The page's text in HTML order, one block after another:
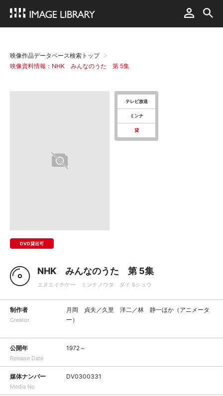
映像作品データベース検索トップ
映像資料情報：NHK みんなのうた 第 5集
DVD貸出可
テレビ放送
ミンナ
貸
NHK みんなのうた 第 5集
エヌエイチケー ミンナノウタ ダイ 5シュウ
制作者
Creator
月岡 貞夫／久里 洋二／林 静一ほか（アニメータ
ー）
公開年
Release Date
1972～
媒体ナンバー
Media No
DV0300331